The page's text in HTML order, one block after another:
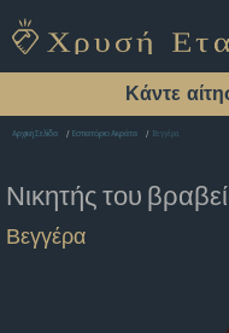
Κάντε
Αρχική Σελίδα Εστιατόριο Ακράτα Βεγγέρα
Νικητής του
Βεγγέρα